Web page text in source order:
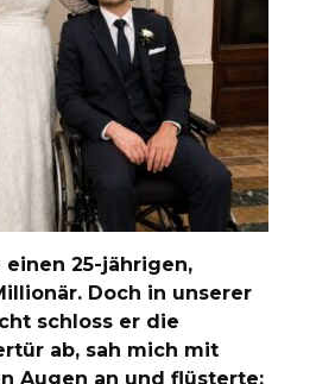
25-jährigen,
Doch in unserer
schloss er die
ab, sah mich mit
Augen an und flüsterte: